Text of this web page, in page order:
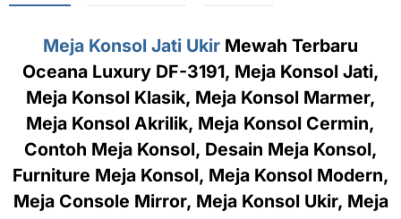
Meja Konsol Jati Ukir Mewah Terbaru
Oceana Luxury DF-3191, Meja Konsol Jati,
Meja Konsol Klasik, Meja Konsol Marmer,
Meja Konsol Akrilik, Meja Konsol Cermin,
Contoh Meja Konsol, Desain Meja Konsol,
Furniture Meja Konsol, Meja Konsol Modern,
Meja Console Mirror, Meja Konsol Ukir, Meja